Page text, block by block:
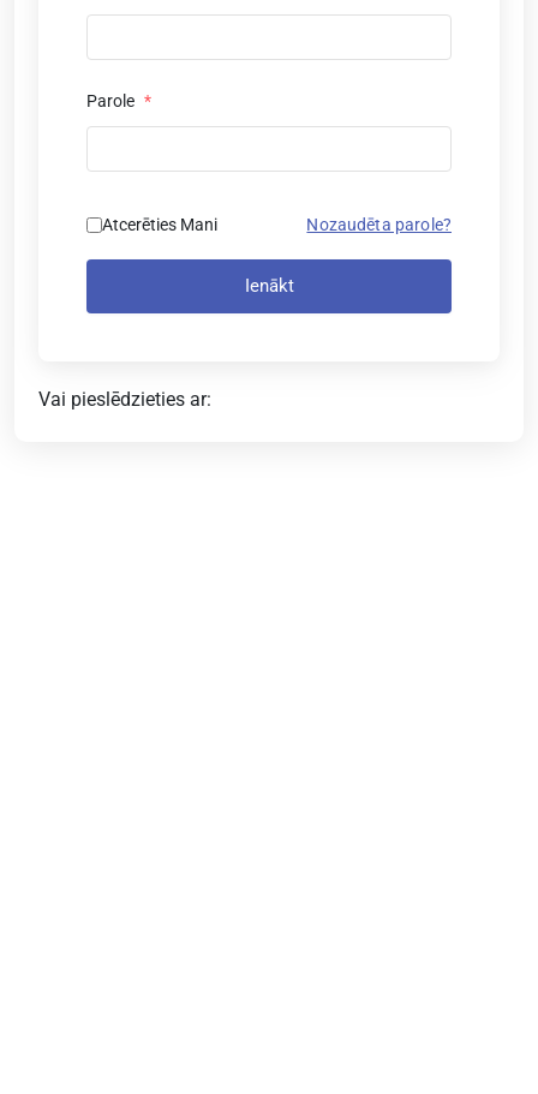
Parole *
Atcerēties Mani Nozaudēta parole?
Ienākt
Vai pieslēdzieties ar: